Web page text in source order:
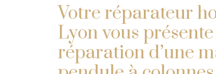
Votre réparateur
Lyon vous
réparation d’une